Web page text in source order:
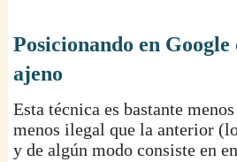
Posicionando en
ajeno
Esta técnica es bastante
menos ilegal que la anterior
y de algún modo consiste en